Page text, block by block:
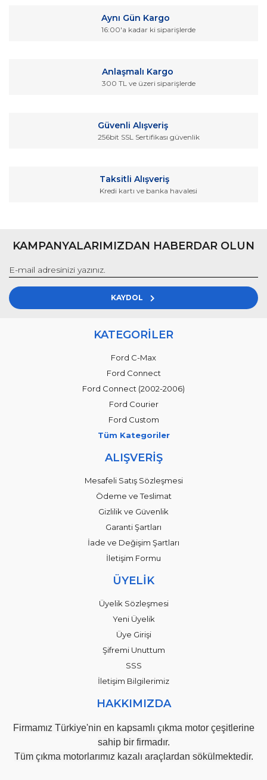
Görüş ve önerileriniz için teşekkür ederiz.
Ürün bilgilerinde hatalar bulunuyor.
Gönder
Aynı Gün Kargo
16:00'a kadar ki siparişlerde
Anlaşmalı Kargo
300 TL ve üzeri siparişlerde
Güvenli Alışveriş
256bit SSL Sertifikası güvenlik
Taksitli Alışveriş
Kredi kartı ve banka havalesi
KAMPANYALARIMIZDAN HABERDAR OLUN
KAYDOL
KATEGORİLER
Ford C-Max
Ford Connect
Ford Connect (2002-2006)
Ford Courier
Ford Custom
Tüm Kategoriler
ALIŞVERİŞ
Mesafeli Satış Sözleşmesi
Ödeme ve Teslimat
Gizlilik ve Güvenlik
Garanti Şartları
İade ve Değişim Şartları
İletişim Formu
ÜYELİK
Üyelik Sözleşmesi
Yeni Üyelik
Üye Girişi
Şifremi Unuttum
SSS
İletişim Bilgilerimiz
HAKKIMIZDA
Firmamız Türkiye'nin en kapsamlı çıkma motor çeşitlerine
sahip bir firmadır.
Tüm çıkma motorlarımız kazalı araçlardan sökülmektedir.